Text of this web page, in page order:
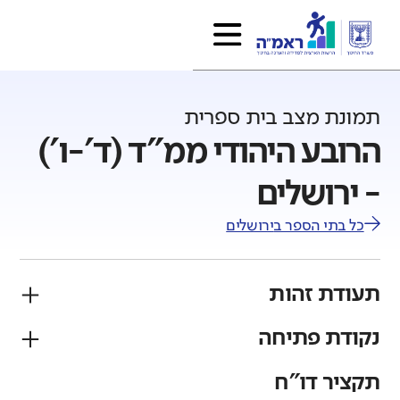
תמונת מצב בית ספרית
הרובע היהודי ממ"ד (ד'-ו')
- ירושלים
כל בתי הספר בירושלים
תעודת זהות
פיקוח
נקודת פתיחה
תקציר דו"ח